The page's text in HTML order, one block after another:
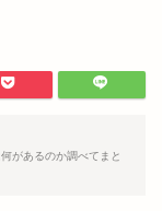
があるのか調べてまと